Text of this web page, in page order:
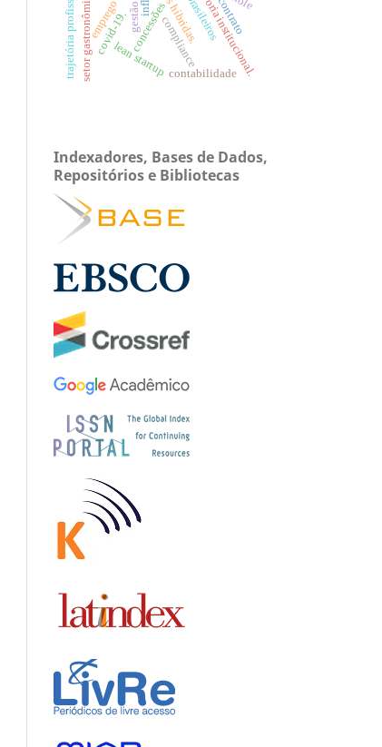
covid-19.concessões teoria institucional.
compliance
lean startup
setor gastronômico
trajetória profissional contabilidade
emprego contrato
Indexadores, Bases de Dados,
Repositórios e Bibliotecas